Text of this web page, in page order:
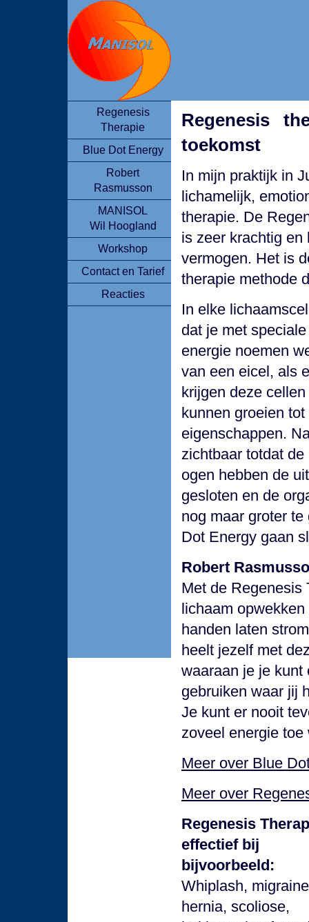
Regenesis
Therapie
Blue Dot Energy
Robert
Rasmusson
MANISOL
Wil Hoogland
Workshop
Contact en Tarief
Reacties
Regenesis
toekomst
In mijn praktijk in
lichamelijk,
therapie. De
is zeer krachtig
vermogen. Het is
therapie methode
In elke
dat je met
energie noemen
van een eicel, als
krijgen deze
kunnen groeien
eigenschappen.
zichtbaar totdat de
ogen hebben de
gesloten en de
nog maar groter
Dot Energy gaan
Robert
Met de Regenesis
lichaam
handen laten
heelt jezelf met
waaraan je je kunt
gebruiken waar jij
Je kunt er nooit
zoveel energie
Meer over Blue
Meer over
Regenesis
effectief bij
bijvoorbeeld:
Whiplash,
hernia, scoliose,